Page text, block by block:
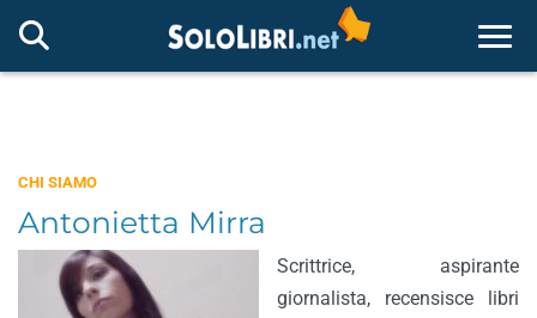
CHI SIAMO
Antonietta Mirra
Scrittrice, aspirante
giornalista, recensisce libri